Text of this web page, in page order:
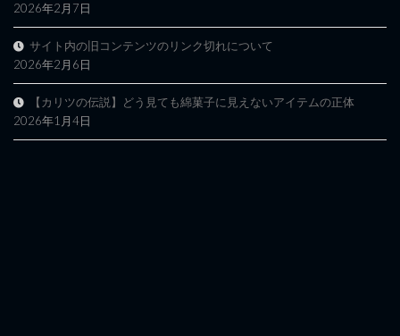
2026年2月7日
サイト内の旧コンテンツのリンク切れについて
2026年2月6日
【カリツの伝説】どう見ても綿菓子に見えないアイテムの正体
2026年1月4日